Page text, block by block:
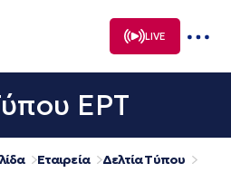
LIVE
ΕΡΤ
Εταιρεία
Δελτία Τύπου